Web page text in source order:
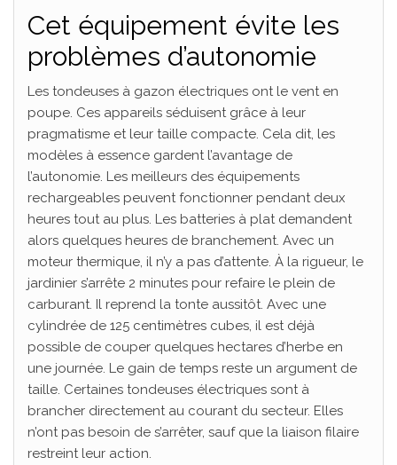
Cet équipement évite les
problèmes d’autonomie
Les tondeuses à gazon électriques ont le vent en
poupe. Ces appareils séduisent grâce à leur
pragmatisme et leur taille compacte. Cela dit, les
modèles à essence gardent l’avantage de
l’autonomie. Les meilleurs des équipements
rechargeables peuvent fonctionner pendant deux
heures tout au plus. Les batteries à plat demandent
alors quelques heures de branchement. Avec un
moteur thermique, il n’y a pas d’attente. À la rigueur, le
jardinier s’arrête 2 minutes pour refaire le plein de
carburant. Il reprend la tonte aussitôt. Avec une
cylindrée de 125 centimètres cubes, il est déjà
possible de couper quelques hectares d’herbe en
une journée. Le gain de temps reste un argument de
taille. Certaines tondeuses électriques sont à
brancher directement au courant du secteur. Elles
n’ont pas besoin de s’arrêter, sauf que la liaison filaire
restreint leur action.